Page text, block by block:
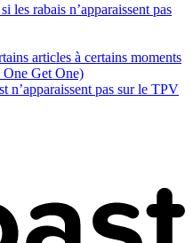
les rabais n’apparaissent pas
articles à certains moments
Get One)
n’apparaissent pas sur le TPV